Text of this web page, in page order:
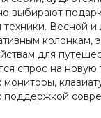
выбирают
Весной и
колонкам,
для
спрос на новую
поддержкой